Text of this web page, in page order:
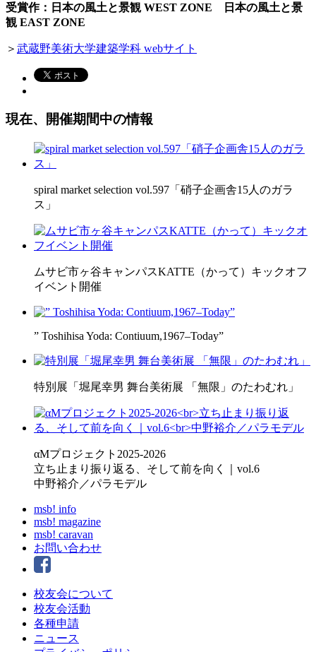
受賞作：日本の風土と景観 WEST ZONE 日本の風土と景
観 EAST ZONE
＞ 武蔵野美術大学建築学科 webサイト
現在、開催期間中の情報
spiral market selection vol.597「硝子企画舎15人のガラ
ス」
ムサビ市ヶ谷キャンパスKATTE（かって）キックオフ
イベント開催
” Toshihisa Yoda: Contiuum,1967–Today”
特別展「堀尾幸男 舞台美術展 「無限」のたわむれ」
αMプロジェクト2025-2026
立ち止まり振り返る、そして前を向く｜vol.6
中野裕介／パラモデル
msb! info
msb! magazine
msb! caravan
お問い合わせ
校友会について
校友会活動
各種申請
ニュース